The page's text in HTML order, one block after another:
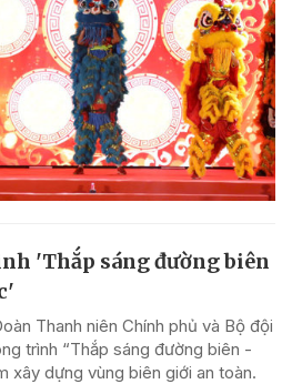
'Thắp sáng đường biên
Thanh niên Chính phủ và Bộ đội
trình “Thắp sáng đường biên -
xây dựng vùng biên giới an toàn.